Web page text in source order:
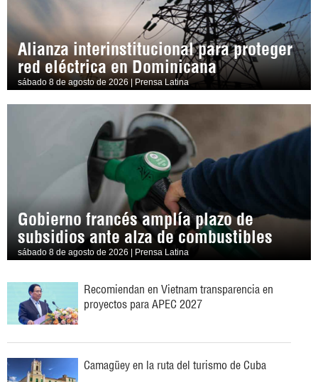
Alianza interinstitucional para proteger
red eléctrica en Dominicana
sábado 8 de agosto de 2026 | Prensa Latina
Gobierno francés amplía plazo de
subsidios ante alza de combustibles
sábado 8 de agosto de 2026 | Prensa Latina
Recomiendan en Vietnam transparencia en
proyectos para APEC 2027
Camagüey en la ruta del turismo de Cuba